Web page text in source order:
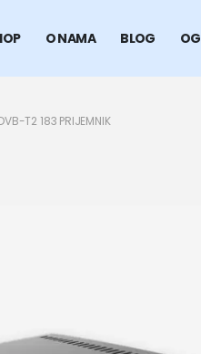
O NAMA BLOG
T2 183 PRIJEMNIK